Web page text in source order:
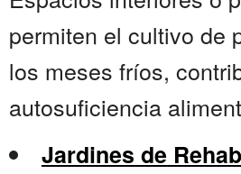
permiten el cultivo de
los meses fríos,
autosuficiencia
Jardines de